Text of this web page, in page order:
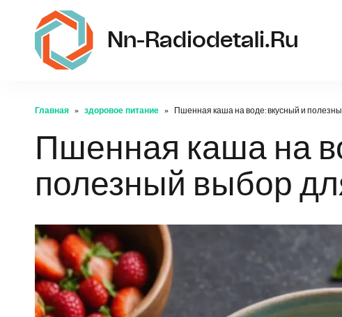
Nn-Radiodetali.ru
Главная здоровое питание Пшенная каша на воде: вкусный и
Пшенная каша на
полезный выбор